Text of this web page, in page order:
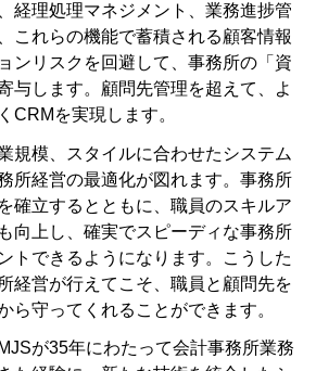
経理処理マネジメント、業務進捗管
これらの機能で蓄積される顧客情報
ンリスクを回避して、事務所の「資
与します。顧問先管理を超えて、よ
CRMを実現します。
規模、スタイルに合わせたシステム
所経営の最適化が図れます。事務所
確立するとともに、職員のスキルア
向上し、確実でスピーディな事務所
トできるようになります。こうした
経営が行えてこそ、職員と顧問先を
ら守ってくれることができます。
が35年にわたって会計事務所業務